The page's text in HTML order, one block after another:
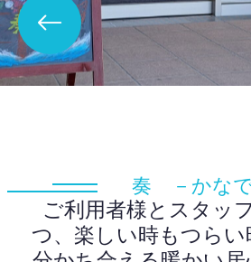
奏 －かな
ご利用者様とスタッ
つ、楽しい時もつら